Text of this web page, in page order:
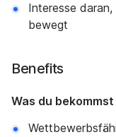
Interesse
bewegt
Benefits
Was du bekommst